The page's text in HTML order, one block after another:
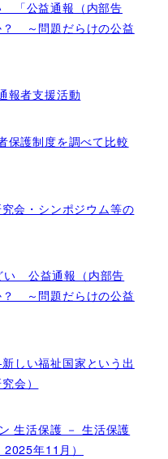
「公益通報（内部告
？ ～問題だらけの公益
報者支援活動
保護制度を調べて比較
会・シンポジウム等の
い 公益通報（内部告
？ ～問題だらけの公益
しい福祉国家という出
会）
生活保護 － 生活保護
年11月）